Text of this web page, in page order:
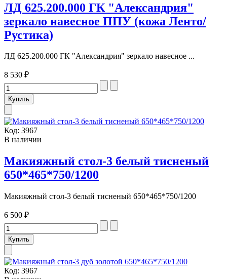
ЛД 625.200.000 ГК "Александрия"
зеркало навесное ППУ (кожа Ленто/
Рустика)
ЛД 625.200.000 ГК "Александрия" зеркало навесное ...
8 530 ₽
Код: 3967
В наличии
Макияжный стол-3 белый тисненый
650*465*750/1200
Макияжный стол-3 белый тисненый 650*465*750/1200
6 500 ₽
Код: 3967